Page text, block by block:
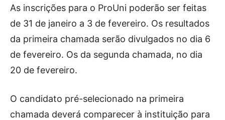
As inscrições para o ProUni poderão ser feitas
de 31 de janeiro a 3 de fevereiro. Os resultados
da primeira chamada serão divulgados no dia 6
de fevereiro. Os da segunda chamada, no dia
20 de fevereiro.
O candidato pré-selecionado na primeira
chamada deverá comparecer à instituição para